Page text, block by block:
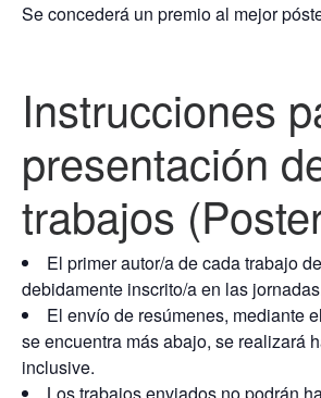
Se concederá un premio al mejor
Instrucciones
presentación
trabajos
El primer autor/a de cada trabajo
debidamente inscrito/a en las
El envío de resúmenes, mediante
se encuentra más abajo, se realizará
inclusive.